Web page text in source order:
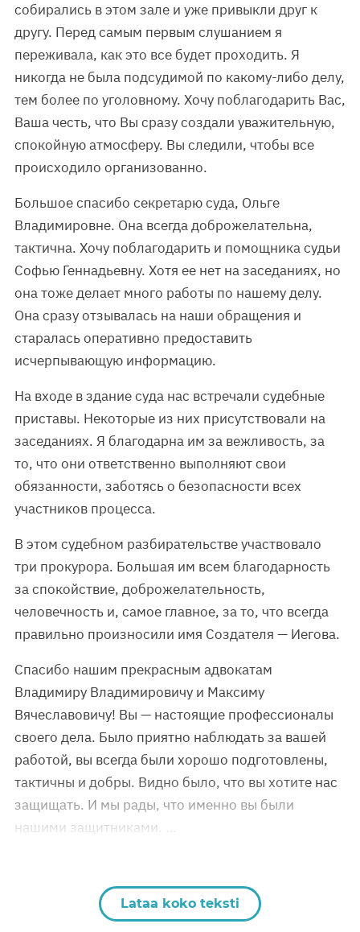
собирались в этом зале и уже привыкли друг к
другу. Перед самым первым слушанием я
переживала, как это все будет проходить. Я
никогда не была подсудимой по какому-либо делу,
тем более по уголовному. Хочу поблагодарить Вас,
Ваша честь, что Вы сразу создали уважительную,
спокойную атмосферу. Вы следили, чтобы все
происходило организованно.
Большое спасибо секретарю суда, Ольге
Владимировне. Она всегда доброжелательна,
тактична. Хочу поблагодарить и помощника судьи
Софью Геннадьевну. Хотя ее нет на заседаниях, но
она тоже делает много работы по нашему делу.
Она сразу отзывалась на наши обращения и
старалась оперативно предоставить
исчерпывающую информацию.
На входе в здание суда нас встречали судебные
приставы. Некоторые из них присутствовали на
заседаниях. Я благодарна им за вежливость, за
то, что они ответственно выполняют свои
обязанности, заботясь о безопасности всех
участников процесса.
В этом судебном разбирательстве участвовало
три прокурора. Большая им всем благодарность
за спокойствие, доброжелательность,
человечность и, самое главное, за то, что всегда
правильно произносили имя Создателя — Иегова.
Спасибо нашим прекрасным адвокатам
Владимиру Владимировичу и Максиму
Вячеславовичу! Вы — настоящие профессионалы
своего дела. Было приятно наблюдать за вашей
работой, вы всегда были хорошо подготовлены,
тактичны и добры. Видно было, что вы хотите нас
защищать. И мы рады, что именно вы были
нашими защитниками. …
Lataa koko teksti